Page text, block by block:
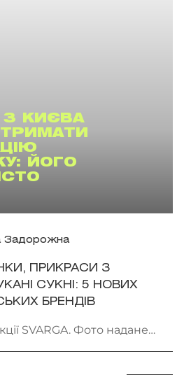
З КИЄВА
ЙОГО
Задорожна
ПРИКРАСИ З
СУКНІ: 5 НОВИХ
БРЕНДІВ
SVARGA. Фото надане